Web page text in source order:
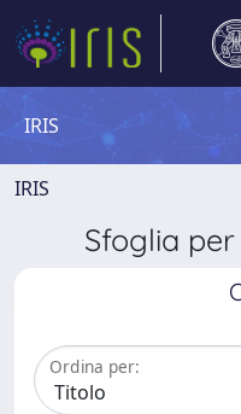
IRIS
IRIS
Sfoglia per
Ordina per: